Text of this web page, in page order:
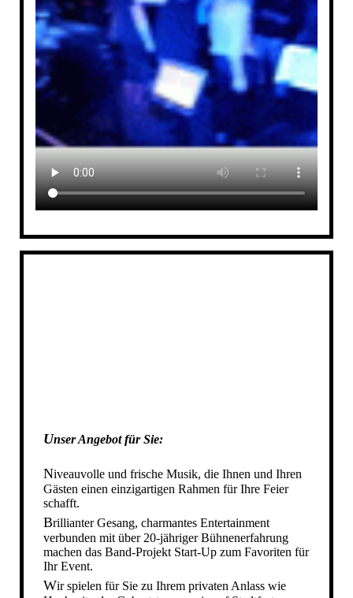
Unser Angebot für Sie:
Niveauvolle und frische Musik, die Ihnen und Ihren
Gästen einen einzigartigen Rahmen für Ihre Feier
schafft.
Brillianter Gesang, charmantes Entertainment
verbunden mit über 20-jähriger Bühnenerfahrung
machen das Band-Projekt Start-Up zum Favoriten für
Ihr Event.
Wir spielen für Sie zu Ihrem privaten Anlass wie